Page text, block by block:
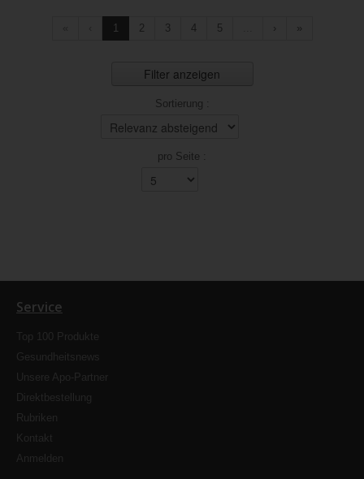
1 2 3 4 5 › »
Filter anzeigen
Sortierung :
pro Seite :
Service
Top 100 Produkte
Gesundheitsnews
Unsere Apo-Partner
Direktbestellung
Rubriken
Kontakt
Anmelden